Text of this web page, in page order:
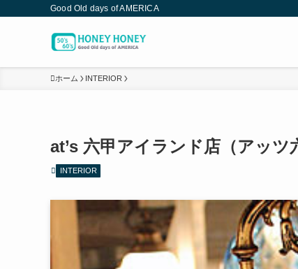
Good Old days of AMERICA
ホーム INTERIOR
at’s 六甲アイランド店（アッツ
INTERIOR